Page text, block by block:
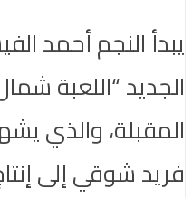
يبدأ النجم أحمد
الجديد “اللعبة
المقبلة، والذي
فريد شوقي إلى